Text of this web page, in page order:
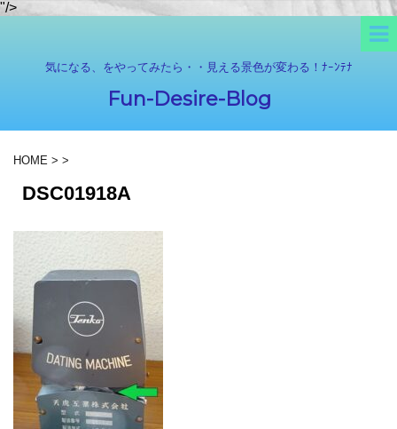
"/>
気になる、をやってみたら・・見える景色が変わる！ﾅｰﾝﾃﾅ
Fun-Desire-Blog
HOME > >
DSC01918A